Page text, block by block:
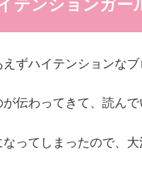
テンションガー
ずハイテンションなブ
伝わってきて、読ん
ってしまったので、